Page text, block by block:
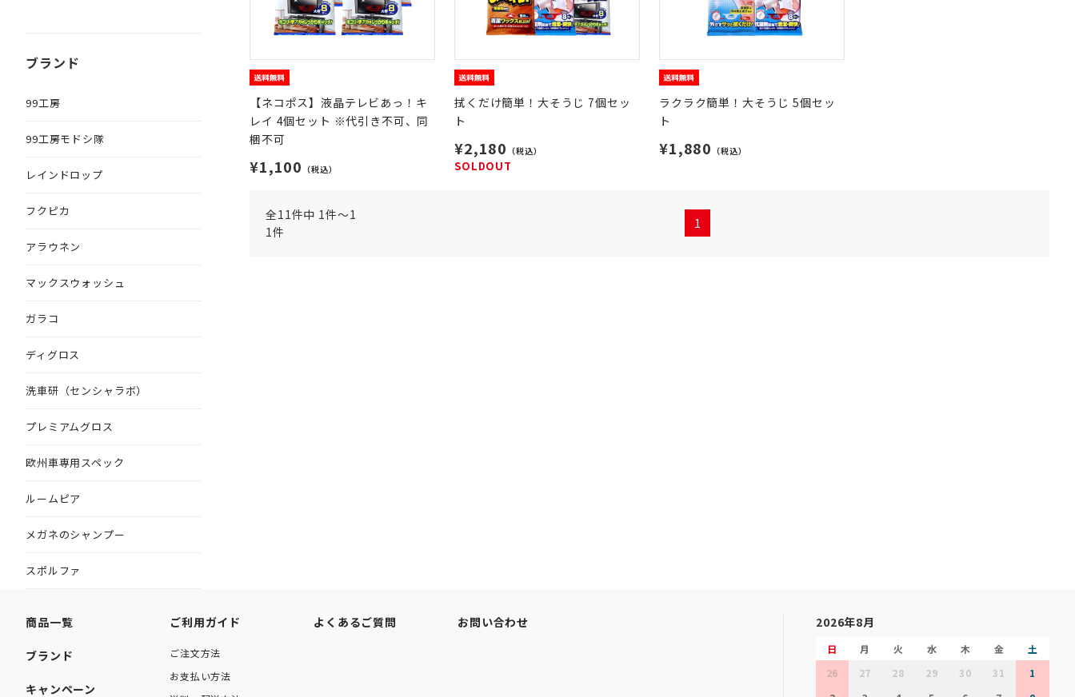
ブランド
99工房
99工房モドシ隊
レインドロップ
フクピカ
アラウネン
マックスウォッシュ
ガラコ
ディグロス
洗車研（センシャラボ）
プレミアムグロス
欧州車専用スペック
ルームピア
メガネのシャンプー
スポルファ
【ネコポス】液晶テレビあっ！キ
レイ 4個セット ※代引き不可、同
梱不可
¥1,100 （税込）
拭くだけ簡単！大そうじ 7個セッ
ト
¥2,180 （税込）
SOLDOUT
ラクラク簡単！大そうじ 5個セッ
ト
¥1,880 （税込）
全11件中 1件～1
1件
1
商品一覧
ブランド
キャンペーン
ご利用ガイド
ご注文方法
お支払い方法
よくあるご質問 お問い合わせ 2026年8月
日 月 火 水 木 金
土
26
27 28 29 30 31
1